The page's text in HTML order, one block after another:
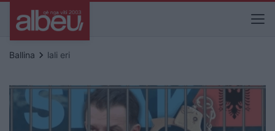
Ballina keyboard_arrow_right lali eri